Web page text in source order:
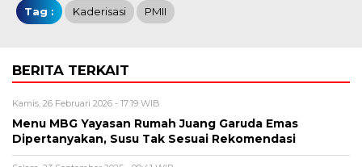
Tag : Kaderisasi PMII
BERITA TERKAIT
Kamis, 26 Februari 2026 - 17:19 WIB
Menu MBG Yayasan Rumah Juang Garuda Emas
Dipertanyakan, Susu Tak Sesuai Rekomendasi